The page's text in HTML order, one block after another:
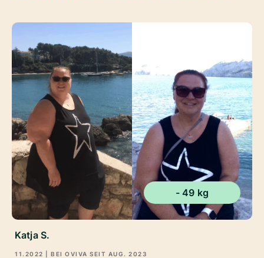
- 49 kg
Katja S.
11.2022 | BEI OVIVA SEIT AUG. 2023